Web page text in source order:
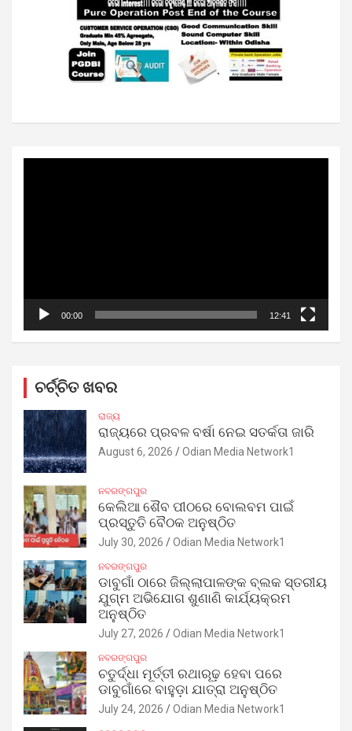
00:00 12:41
ଚର୍ଚ୍ଚିତ ଖବର
ରାଜ୍ୟ
ରାଜ୍ୟରେ ପ୍ରବଳ ବର୍ଷା ନେଇ ସତର୍କତା ଜାରି
August 6, 2026 Odian Media Network1
ନବରଙ୍ଗପୁର
କେଲିଆ ଶୈବ ପୀଠରେ ବୋଲବମ ପାଇଁ
ପ୍ରସ୍ତୁତି ବୈଠକ ଅନୁଷ୍ଠିତ
July 30, 2026 Odian Media Network1
ନବରଙ୍ଗପୁର
ଡାବୁଗାଁ ଠାରେ ଜିଲ୍ଲାପାଳଙ୍କ ବ୍ଲକ ସ୍ତରୀୟ
ଯୁଗ୍ମ ଅଭିଯୋଗ ଶୁଣାଣି କାର୍ଯ୍ୟକ୍ରମ
ଅନୁଷ୍ଠିତ
July 27, 2026 Odian Media Network1
ନବରଙ୍ଗପୁର
ଚତୁର୍ଦ୍ଧା ମୂର୍ତ୍ତୀ ରଥାରୂଢ଼ ହେବା ପରେ
ଡାବୁଗାଁରେ ବାହୁଡ଼ା ଯାତ୍ରା ଅନୁଷ୍ଠିତ
July 24, 2026 Odian Media Network1